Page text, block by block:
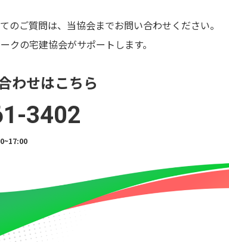
ご質問は、当協会までお問い合わせください。
クの宅建協会がサポートします。
わせはこちら
3402